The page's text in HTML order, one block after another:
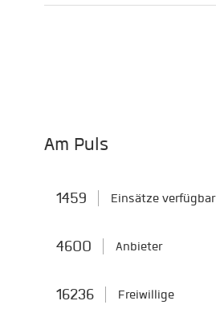
Am Puls
1459 Einsätze verfügbar
4600 Anbieter
16236 Freiwillige